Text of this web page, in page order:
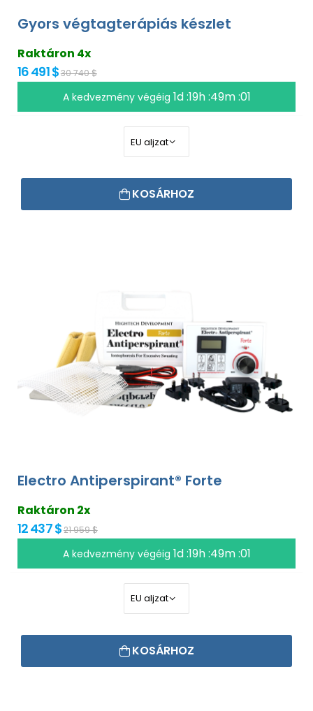
Gyors végtagterápiás készlet
Raktáron 4x
16 491 $30 740 $
A kedvezmény végéig 1d :19h :49m :00
KOSÁRHOZ
Electro Antiperspirant® Forte
Raktáron 2x
12 437 $21 959 $
A kedvezmény végéig 1d :19h :49m :00
KOSÁRHOZ